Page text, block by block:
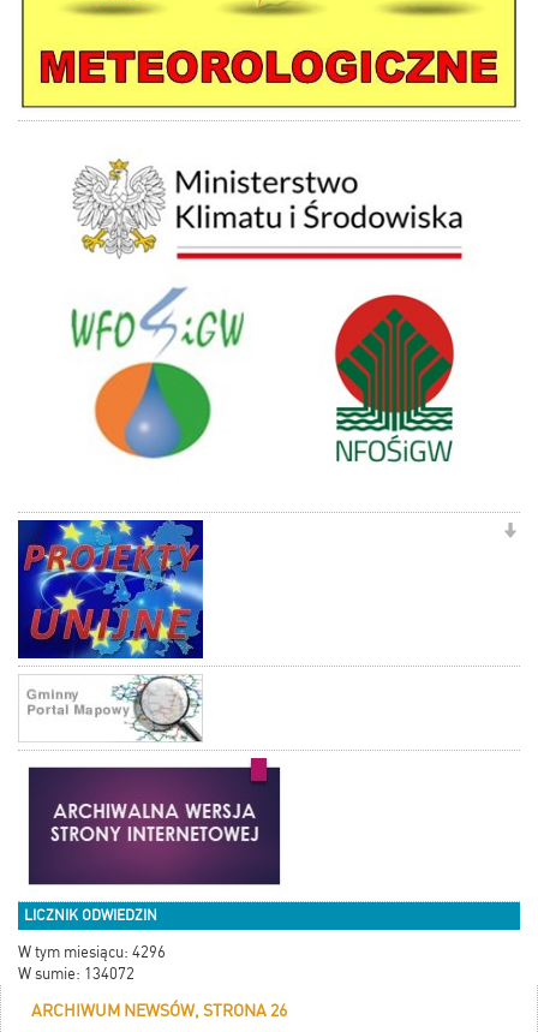
LICZNIK ODWIEDZIN
W tym miesiącu: 4296
W sumie: 134072
ARCHIWUM NEWSÓW, STRONA 26